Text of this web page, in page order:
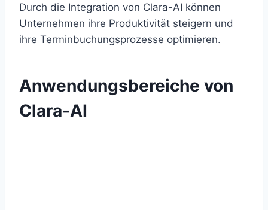
Durch die Integration von Clara-AI können
Unternehmen ihre Produktivität steigern und
ihre Terminbuchungsprozesse optimieren.
Anwendungsbereiche von
Clara-AI